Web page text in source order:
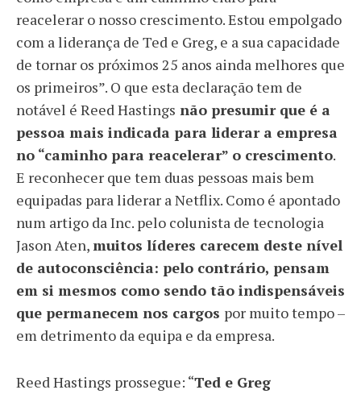
reacelerar o nosso crescimento. Estou empolgado
com a liderança de Ted e Greg, e a sua capacidade
de tornar os próximos 25 anos ainda melhores que
os primeiros”. O que esta declaração tem de
notável é Reed Hastings não presumir que é a
pessoa mais indicada para liderar a empresa
no “caminho para reacelerar” o crescimento.
E reconhecer que tem duas pessoas mais bem
equipadas para liderar a Netflix. Como é apontado
num artigo da Inc. pelo colunista de tecnologia
Jason Aten,muitos líderes carecem deste nível
de autoconsciência: pelo contrário, pensam
em si mesmos como sendo tão indispensáveis
que permanecem nos cargos por muito tempo –
em detrimento da equipa e da empresa.
Reed Hastings prossegue: “Ted e Greg